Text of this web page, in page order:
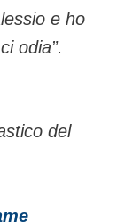
e ho
odia”.
del